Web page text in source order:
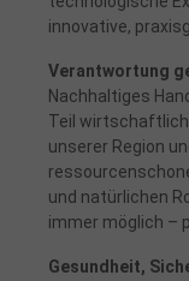
innovative,
Verantwortung
Nachhaltiges
Teil
unserer Region
und natürlichen
immer möglich –
Gesundheit,